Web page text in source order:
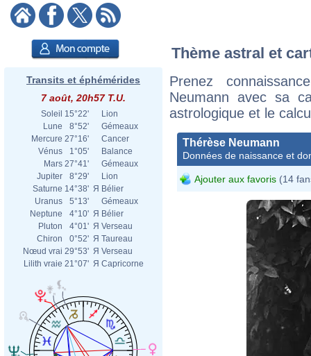
Transits et éphémérides
7 août, 20h57 T.U.
Soleil 15°22'
Lion
Lune
8°52'
Gémeaux
Mercure 27°16'
Cancer
Vénus
1°05'
Balance
Mars 27°41'
Gémeaux
Jupiter
8°29'
Lion
Saturne 14°38' Я Bélier
Uranus
5°13'
Gémeaux
Neptune
4°10' Я Bélier
Pluton
4°01' Я Verseau
Chiron
0°52' Я Taureau
Nœud vrai 29°53' Я Verseau
Lilith vraie 21°07' Я Capricorne
Thème astral et
Prenez
Neumann avec sa
astrologique et le
Thérèse Neumann
Données de naissance et
Ajouter aux favoris (14